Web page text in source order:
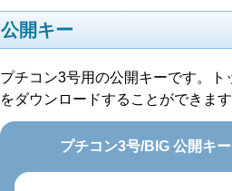
公開キー
プチコン3号用の公開キーです。
をダウンロードすることができます
プチコン3号/BIG 公開キー